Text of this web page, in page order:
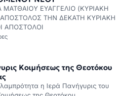
Κοιμήσεως της Θεοτόκου
λαμπρότητα η Ιερά Πανήγυρις του
της Θεοτόκου
Με θρησκευτική κατάνυξη και τη
πιστών θα πραγματοποιηθούν οι…